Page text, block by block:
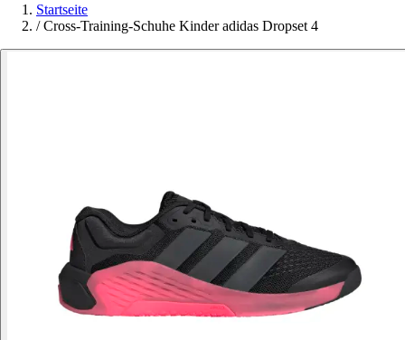
Startseite
/ Cross-Training-Schuhe Kinder adidas Dropset 4